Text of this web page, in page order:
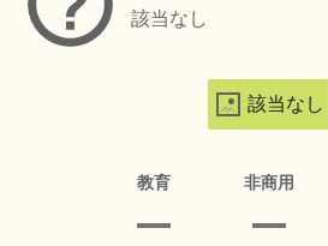
該当なし
該当なし
教育 非商用